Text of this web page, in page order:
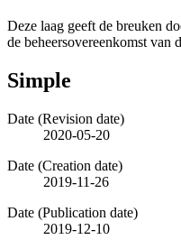
Deze laag geeft de breuken
de beheersovereenkomst
Simple
Date (Revision date)
2020-05-20
Date (Creation date)
2019-11-26
Date (Publication date)
2019-12-10